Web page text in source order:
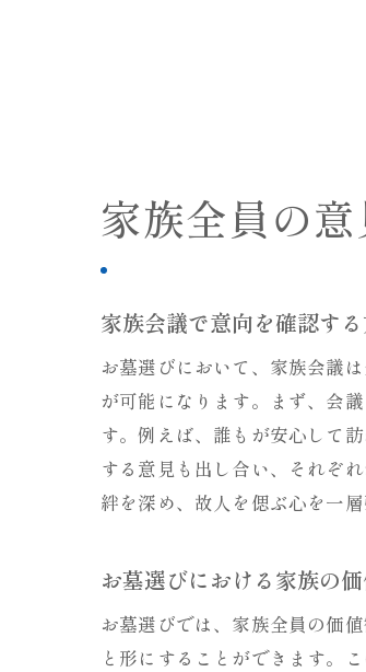
家族全員の
家族会議で意向を確認す
お墓選びにおいて、家族会議
が可能になります。まず、会
す。例えば、誰もが安心して
する意見も出し合い、それぞ
絆を深め、故人を偲ぶ心を一
お墓選びにおける家族の
お墓選びでは、家族全員の価
と形にすることができます。